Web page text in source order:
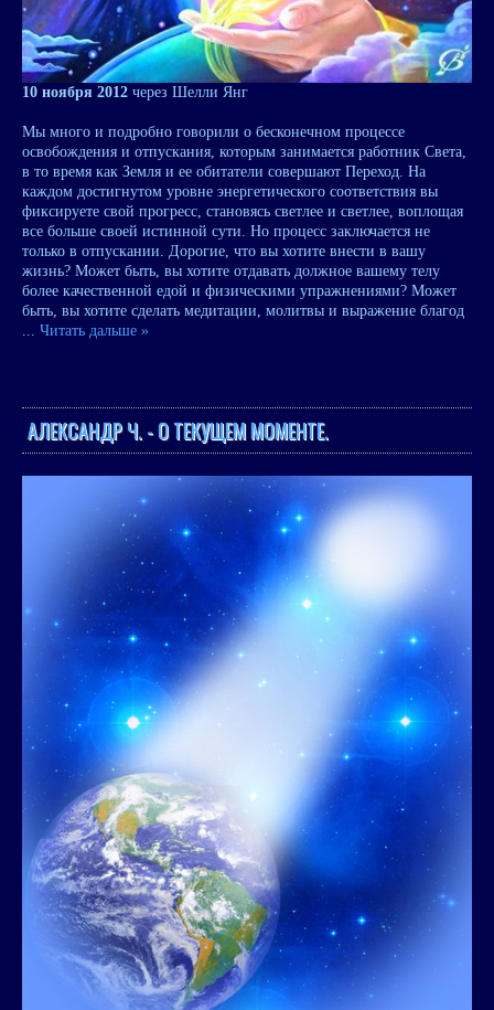
10 ноября 2012 через Шелли Янг
Мы много и подробно говорили о бесконечном процессе
освобождения и отпускания, которым занимается работник Света,
в то время как Земля и ее обитатели совершают Переход. На
каждом достигнутом уровне энергетического соответствия вы
фиксируете свой прогресс, становясь светлее и светлее, воплощая
все больше своей истинной сути. Но процесс заключается не
только в отпускании. Дорогие, что вы хотите внести в вашу
жизнь? Может быть, вы хотите отдавать должное вашему телу
более качественной едой и физическими упражнениями? Может
быть, вы хотите сделать медитации, молитвы и выражение благод
Читать дальше »
АЛЕКСАНДР Ч. - О ТЕКУЩЕМ МОМЕНТЕ.